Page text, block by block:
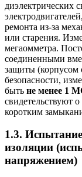
диэлектрических
ремонта из-за
или старения.
мегаомметра.
соединенными
защиты (корпусом
безопасности,
быть не менее 1
свидетельствуют
коротким
1.3.
изоляции
напряжением)